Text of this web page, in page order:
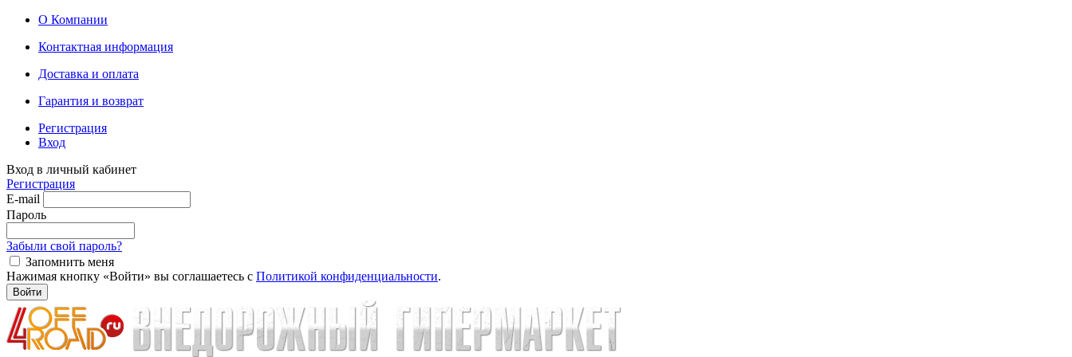
О Компании
Контактная информация
Доставка и оплата
Гарантия и возврат
Регистрация
Вход
Вход в личный кабинет
Регистрация
E-mail
Пароль
Забыли свой пароль?
Запомнить меня
Нажимая кнопку «Войти» вы соглашаетесь с Политикой конфиденциальности.
Войти